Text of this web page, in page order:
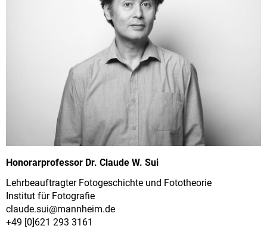
Honorarprofessor Dr. Claude W. Sui
Lehrbeauftragter Fotogeschichte und Fototheorie
Institut für Fotografie
claude.sui@mannheim.de
+49 [0]621 293 3161